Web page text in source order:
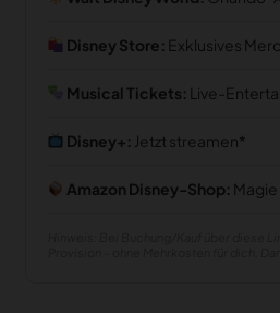
Disney Store: Exklusives
Musical Tickets: Live-
Disney+: Jetzt streamen
Amazon Disney-Shop: